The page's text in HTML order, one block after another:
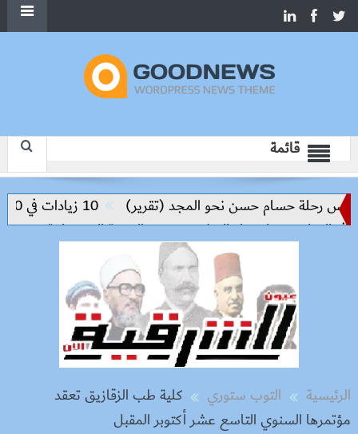
قائمة
رحلة حسام حسن نحو المجد (تقرير)
10 زيادات في 10 سنوات.. هل حان الوقت لرفع دعم البنزين نهائيا؟
مفتاح بناء السلام وتحقيق التنمية المستدامة
الرئيسية التوب ستوري
كلية طب الزقازيق تعقد
مؤتمرها السنوي التاسع عشر أكتوبر المقبل